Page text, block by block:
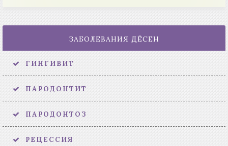
ЗАБОЛЕВАНИЯ ДЁСЕН
ГИНГИВИТ
ПАРОДОНТИТ
ПАРОДОНТОЗ
РЕЦЕССИЯ